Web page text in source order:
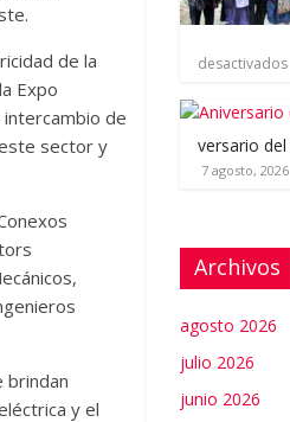
de la
Expo
de
sector y
brindan
y el
desactivados
versario
7 agosto, 2026
Archivos
agosto 2026
julio 2026
junio 2026